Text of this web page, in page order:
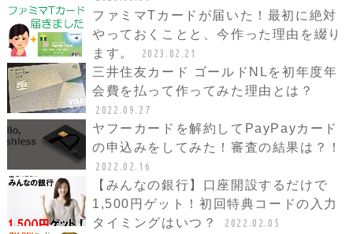
ファミマTカードが届いた！最初に絶対
やっておくことと、今作った理由を綴り
ます。
2023.02.21
三井住友カード ゴールドNLを初年度年
会費を払って作ってみた理由とは？
2022.09.27
ヤフーカードを解約してPayPayカード
の申込みをしてみた！審査の結果は？！
2022.02.16
【みんなの銀行】口座開設するだけで
1,500円ゲット！初回特典コードの入力
タイミングはいつ？
2022.02.05